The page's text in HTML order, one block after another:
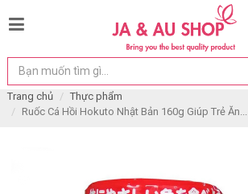
Trang chủ
Thực phẩm
Ruốc Cá Hồi Hokuto Nhật Bản 160g Giúp Trẻ Ăn...